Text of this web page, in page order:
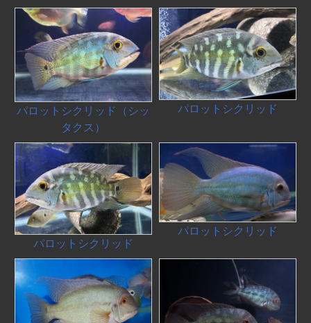
パロットシクリッド（シッ
タクス）
パロットシクリッド
パロットシクリッド
パロットシクリッド